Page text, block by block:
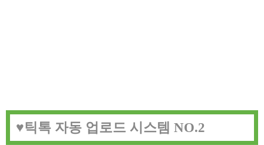
♥️틱톡 자동 업로드 시스템 NO.2